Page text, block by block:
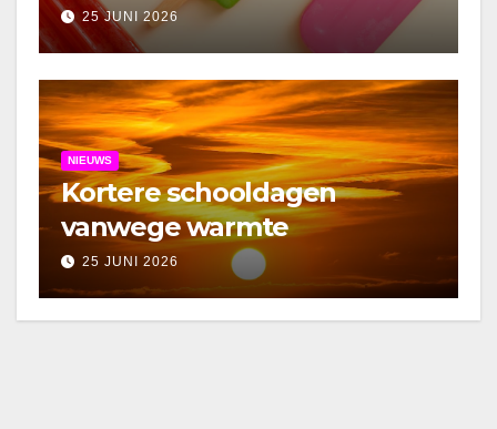
25 JUNI 2026
NIEUWS
Kortere schooldagen
vanwege warmte
25 JUNI 2026